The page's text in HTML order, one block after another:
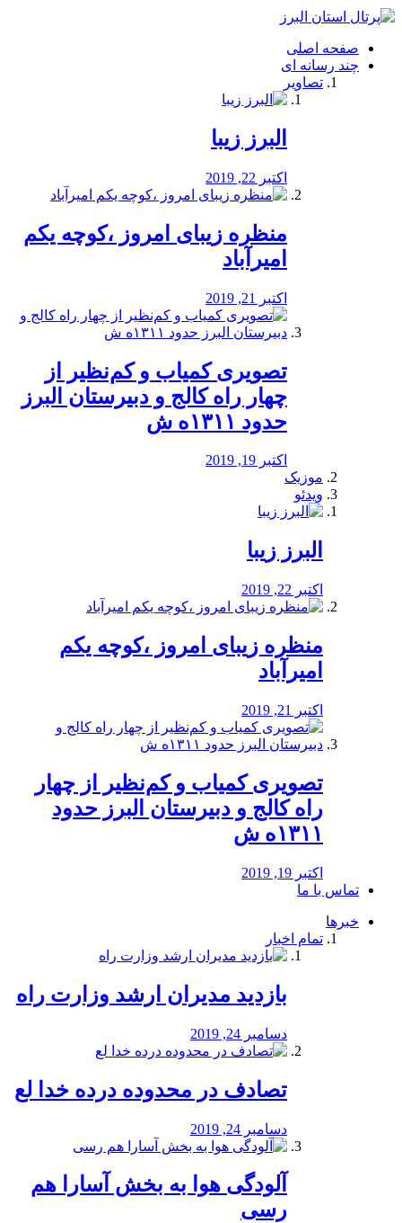
فصد
شرق
تهران
خشکشویی
صفحه اصلی
چند رسانه ای
تصاویر
البرز زیبا
اکتبر 22, 2019
منظره‌‌ زیبای امروز ،کوچه یکم
امیرآباد
اکتبر 21, 2019
️تصویری کمیاب و کم‌نظیر از
چهار راه كالج و دبيرستان البرز
حدود ۱۳۱۱ه ش
اکتبر 19, 2019
موزیک
ویدئو
البرز زیبا
اکتبر 22, 2019
منظره‌‌ زیبای امروز ،کوچه یکم
امیرآباد
اکتبر 21, 2019
️تصویری کمیاب و کم‌نظیر از چهار
راه كالج و دبيرستان البرز حدود
۱۳۱۱ه ش
اکتبر 19, 2019
تماس با ما
خبرها
تمام اخبار
بازدید مدیران ارشد وزارت راه
دسامبر 24, 2019
تصادف در محدوده درده خدا لع
دسامبر 24, 2019
آلودگی هوا به بخش آسارا هم
رسی